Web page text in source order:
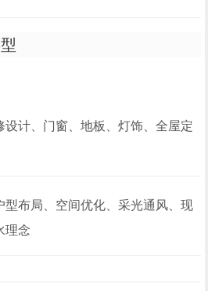
设计、门窗、地板、灯饰、全屋定
型布局、空间优化、采光通风、现
理念